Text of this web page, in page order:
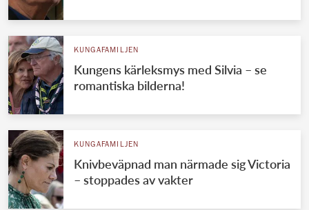
KUNGAFAMILJEN
Kungens kärleksmys med Silvia – se
romantiska bilderna!
KUNGAFAMILJEN
Knivbeväpnad man närmade sig Victoria
– stoppades av vakter